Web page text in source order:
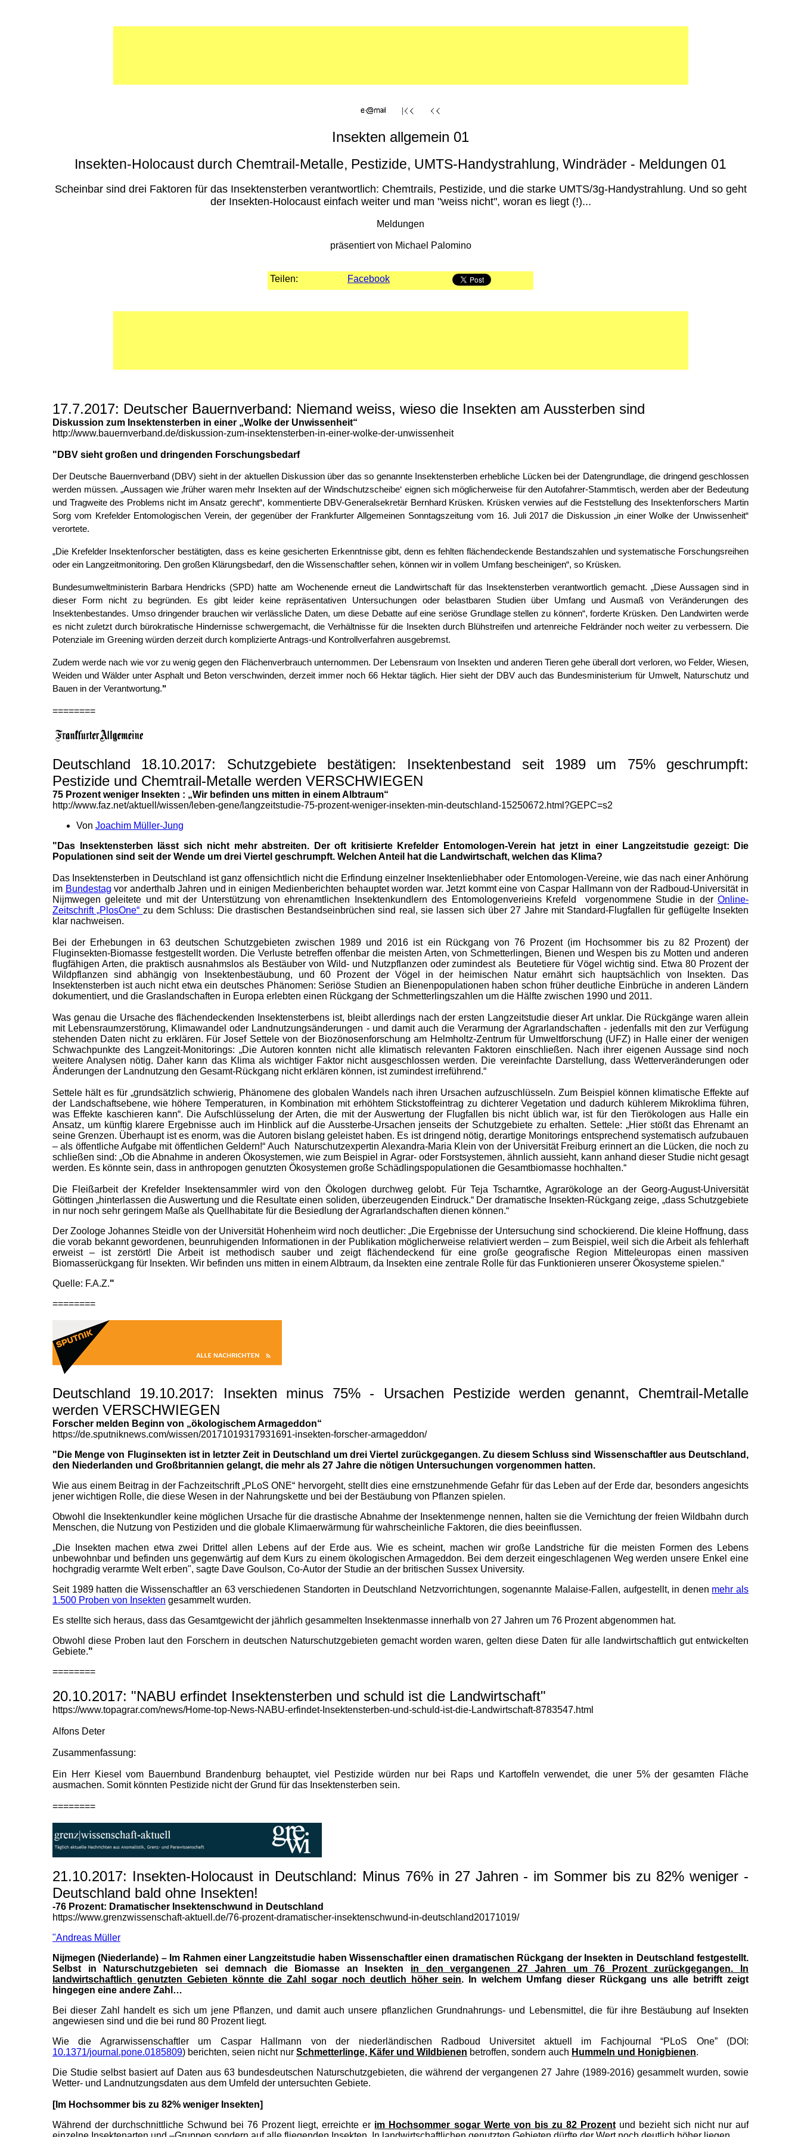
Insekten allgemein 01
Insekten-Holocaust durch Chemtrail-Metalle, Pestizide, UMTS-Handystrahlung, Windräder - Meldungen 01
Scheinbar sind drei Faktoren für das Insektensterben verantwortlich: Chemtrails, Pestizide, und die starke UMTS/3g-Handystrahlung. Und so geht
der Insekten-Holocaust einfach weiter und man "weiss nicht", woran es liegt (!)...
Meldungen
präsentiert von Michael Palomino
Teilen: Facebook
17.7.2017: Deutscher Bauernverband: Niemand weiss, wieso die Insekten am Aussterben sind
Diskussion zum Insektensterben in einer „Wolke der Unwissenheit“
http://www.bauernverband.de/diskussion-zum-insektensterben-in-einer-wolke-der-unwissenheit
"DBV sieht großen und dringenden Forschungsbedarf
Der Deutsche Bauernverband (DBV) sieht in der aktuellen Diskussion über das so genannte Insektensterben erhebliche Lücken bei der Datengrundlage, die dringend geschlossen
werden müssen. „Aussagen wie ‚früher waren mehr Insekten auf der Windschutzscheibe‘ eignen sich möglicherweise für den Autofahrer-Stammtisch, werden aber der Bedeutung
und Tragweite des Problems nicht im Ansatz gerecht“, kommentierte DBV-Generalsekretär Bernhard Krüsken. Krüsken verwies auf die Feststellung des Insektenforschers Martin
Sorg vom Krefelder Entomologischen Verein, der gegenüber der Frankfurter Allgemeinen Sonntagszeitung vom 16. Juli 2017 die Diskussion „in einer Wolke der Unwissenheit“
verortete.
„Die Krefelder Insektenforscher bestätigten, dass es keine gesicherten Erkenntnisse gibt, denn es fehlten flächendeckende Bestandszahlen und systematische Forschungsreihen
oder ein Langzeitmonitoring. Den großen Klärungsbedarf, den die Wissenschaftler sehen, können wir in vollem Umfang bescheinigen“, so Krüsken.
Bundesumweltministerin Barbara Hendricks (SPD) hatte am Wochenende erneut die Landwirtschaft für das Insektensterben verantwortlich gemacht. „Diese Aussagen sind in
dieser Form nicht zu begründen. Es gibt leider keine repräsentativen Untersuchungen oder belastbaren Studien über Umfang und Ausmaß von Veränderungen des
Insektenbestandes. Umso dringender brauchen wir verlässliche Daten, um diese Debatte auf eine seriöse Grundlage stellen zu können“, forderte Krüsken. Den Landwirten werde
es nicht zuletzt durch bürokratische Hindernisse schwergemacht, die Verhältnisse für die Insekten durch Blühstreifen und artenreiche Feldränder noch weiter zu verbessern. Die
Potenziale im Greening würden derzeit durch komplizierte Antrags-und Kontrollverfahren ausgebremst.
Zudem werde nach wie vor zu wenig gegen den Flächenverbrauch unternommen. Der Lebensraum von Insekten und anderen Tieren gehe überall dort verloren, wo Felder, Wiesen,
Weiden und Wälder unter Asphalt und Beton verschwinden, derzeit immer noch 66 Hektar täglich. Hier sieht der DBV auch das Bundesministerium für Umwelt, Naturschutz und
Bauen in der Verantwortung."
========
Deutschland 18.10.2017: Schutzgebiete bestätigen: Insektenbestand seit 1989 um 75% geschrumpft:
Pestizide und Chemtrail-Metalle werden VERSCHWIEGEN
75 Prozent weniger Insekten : „Wir befinden uns mitten in einem Albtraum“
http://www.faz.net/aktuell/wissen/leben-gene/langzeitstudie-75-prozent-weniger-insekten-min-deutschland-15250672.html?GEPC=s2
Von Joachim Müller-Jung
" Das Insektensterben lässt sich nicht mehr abstreiten. Der oft kritisierte Krefelder Entomologen-Verein hat jetzt in einer Langzeitstudie gezeigt: Die
Populationen sind seit der Wende um drei Viertel geschrumpft. Welchen Anteil hat die Landwirtschaft, welchen das Klima?
Das Insektensterben in Deutschland ist ganz offensichtlich nicht die Erfindung einzelner Insektenliebhaber oder Entomologen-Vereine, wie das nach einer Anhörung
im Bundestag vor anderthalb Jahren und in einigen Medienberichten behauptet worden war. Jetzt kommt eine von Caspar Hallmann von der Radboud-Universität in
Nijmwegen geleitete und mit der Unterstützung von ehrenamtlichen Insektenkundlern des Entomologenverieins Krefeld vorgenommene Studie in der Online-
Zeitschrift „PlosOne“ zu dem Schluss: Die drastischen Bestandseinbrüchen sind real, sie lassen sich über 27 Jahre mit Standard-Flugfallen für geflügelte Insekten
klar nachweisen.
Bei der Erhebungen in 63 deutschen Schutzgebieten zwischen 1989 und 2016 ist ein Rückgang von 76 Prozent (im Hochsommer bis zu 82 Prozent) der
Fluginsekten-Biomasse festgestellt worden. Die Verluste betreffen offenbar die meisten Arten, von Schmetterlingen, Bienen und Wespen bis zu Motten und anderen
flugfähigen Arten, die praktisch ausnahmslos als Bestäuber von Wild- und Nutzpflanzen oder zumindest als Beutetiere für Vögel wichtig sind. Etwa 80 Prozent der
Wildpflanzen sind abhängig von Insektenbestäubung, und 60 Prozent der Vögel in der heimischen Natur ernährt sich hauptsächlich von Insekten. Das
Insektensterben ist auch nicht etwa ein deutsches Phänomen: Seriöse Studien an Bienenpopulationen haben schon früher deutliche Einbrüche in anderen Ländern
dokumentiert, und die Graslandschaften in Europa erlebten einen Rückgang der Schmetterlingszahlen um die Hälfte zwischen 1990 und 2011.
Was genau die Ursache des flächendeckenden Insektensterbens ist, bleibt allerdings nach der ersten Langzeitstudie dieser Art unklar. Die Rückgänge waren allein
mit Lebensraumzerstörung, Klimawandel oder Landnutzungsänderungen - und damit auch die Verarmung der Agrarlandschaften - jedenfalls mit den zur Verfügung
stehenden Daten nicht zu erklären. Für Josef Settele von der Biozönosenforschung am Helmholtz-Zentrum für Umweltforschung (UFZ) in Halle einer der wenigen
Schwachpunkte des Langzeit-Monitorings: „Die Autoren konnten nicht alle klimatisch relevanten Faktoren einschließen. Nach ihrer eigenen Aussage sind noch
weitere Analysen nötig. Daher kann das Klima als wichtiger Faktor nicht ausgeschlossen werden. Die vereinfachte Darstellung, dass Wetterveränderungen oder
Änderungen der Landnutzung den Gesamt-Rückgang nicht erklären können, ist zumindest irreführend.“
Settele hält es für „grundsätzlich schwierig, Phänomene des globalen Wandels nach ihren Ursachen aufzuschlüsseln. Zum Beispiel können klimatische Effekte auf
der Landschaftsebene, wie höhere Temperaturen, in Kombination mit erhöhtem Stickstoffeintrag zu dichterer Vegetation und dadurch kühlerem Mikroklima führen,
was Effekte kaschieren kann“. Die Aufschlüsselung der Arten, die mit der Auswertung der Flugfallen bis nicht üblich war, ist für den Tierökologen aus Halle ein
Ansatz, um künftig klarere Ergebnisse auch im Hinblick auf die Aussterbe-Ursachen jenseits der Schutzgebiete zu erhalten. Settele: „Hier stößt das Ehrenamt an
seine Grenzen. Überhaupt ist es enorm, was die Autoren bislang geleistet haben. Es ist dringend nötig, derartige Monitorings entsprechend systematisch aufzubauen
– als öffentliche Aufgabe mit öffentlichen Geldern!“ Auch Naturschutzexpertin Alexandra-Maria Klein von der Universität Freiburg erinnert an die Lücken, die noch zu
schließen sind: „Ob die Abnahme in anderen Ökosystemen, wie zum Beispiel in Agrar- oder Forstsystemen, ähnlich aussieht, kann anhand dieser Studie nicht gesagt
werden. Es könnte sein, dass in anthropogen genutzten Ökosystemen große Schädlingspopulationen die Gesamtbiomasse hochhalten.“
Die Fleißarbeit der Krefelder Insektensammler wird von den Ökologen durchweg gelobt. Für Teja Tscharntke, Agrarökologe an der Georg-August-Universität
Göttingen „hinterlassen die Auswertung und die Resultate einen soliden, überzeugenden Eindruck.“ Der dramatische Insekten-Rückgang zeige, „dass Schutzgebiete
in nur noch sehr geringem Maße als Quellhabitate für die Besiedlung der Agrarlandschaften dienen können.“
Der Zoologe Johannes Steidle von der Universität Hohenheim wird noch deutlicher: „Die Ergebnisse der Untersuchung sind schockierend. Die kleine Hoffnung, dass
die vorab bekannt gewordenen, beunruhigenden Informationen in der Publikation möglicherweise relativiert werden – zum Beispiel, weil sich die Arbeit als fehlerhaft
erweist – ist zerstört! Die Arbeit ist methodisch sauber und zeigt flächendeckend für eine große geografische Region Mitteleuropas einen massiven
Biomasserückgang für Insekten. Wir befinden uns mitten in einem Albtraum, da Insekten eine zentrale Rolle für das Funktionieren unserer Ökosysteme spielen.“
Quelle: F.A.Z."
========
Deutschland 19.10.2017: Insekten minus 75% - Ursachen Pestizide werden genannt, Chemtrail-Metalle
werden VERSCHWIEGEN
Forscher melden Beginn von „ökologischem Armageddon“
https://de.sputniknews.com/wissen/20171019317931691-insekten-forscher-armageddon/
"Die Menge von Fluginsekten ist in letzter Zeit in Deutschland um drei Viertel zurückgegangen. Zu diesem Schluss sind Wissenschaftler aus Deutschland,
den Niederlanden und Großbritannien gelangt, die mehr als 27 Jahre die nötigen Untersuchungen vorgenommen hatten.
Wie aus einem Beitrag in der Fachzeitschrift „PLoS ONE“ hervorgeht, stellt dies eine ernstzunehmende Gefahr für das Leben auf der Erde dar, besonders angesichts
jener wichtigen Rolle, die diese Wesen in der Nahrungskette und bei der Bestäubung von Pflanzen spielen.
Obwohl die Insektenkundler keine möglichen Ursache für die drastische Abnahme der Insektenmenge nennen, halten sie die Vernichtung der freien Wildbahn durch
Menschen, die Nutzung von Pestiziden und die globale Klimaerwärmung für wahrscheinliche Faktoren, die dies beeinflussen.
„Die Insekten machen etwa zwei Drittel allen Lebens auf der Erde aus. Wie es scheint, machen wir große Landstriche für die meisten Formen des Lebens
unbewohnbar und befinden uns gegenwärtig auf dem Kurs zu einem ökologischen Armageddon. Bei dem derzeit eingeschlagenen Weg werden unsere Enkel eine
hochgradig verarmte Welt erben", sagte Dave Goulson, Co-Autor der Studie an der britischen Sussex University.
Seit 1989 hatten die Wissenschaftler an 63 verschiedenen Standorten in Deutschland Netzvorrichtungen, sogenannte Malaise-Fallen, aufgestellt, in denen mehr als
1.500 Proben von Insekten gesammelt wurden.
Es stellte sich heraus, dass das Gesamtgewicht der jährlich gesammelten Insektenmasse innerhalb von 27 Jahren um 76 Prozent abgenommen hat.
Obwohl diese Proben laut den Forschern in deutschen Naturschutzgebieten gemacht worden waren, gelten diese Daten für alle landwirtschaftlich gut entwickelten
Gebiete."
========
20.10.2017: "NABU erfindet Insektensterben und schuld ist die Landwirtschaft"
https://www.topagrar.com/news/Home-top-News-NABU-erfindet-Insektensterben-und-schuld-ist-die-Landwirtschaft-8783547.html
Alfons Deter
Zusammenfassung:
Ein Herr Kiesel vom Bauernbund Brandenburg behauptet, viel Pestizide würden nur bei Raps und Kartoffeln verwendet, die uner 5% der gesamten Fläche
ausmachen. Somit könnten Pestizide nicht der Grund für das Insektensterben sein.
========
21.10.2017: Insekten-Holocaust in Deutschland: Minus 76% in 27 Jahren - im Sommer bis zu 82% weniger -
Deutschland bald ohne Insekten!
-76 Prozent: Dramatischer Insektenschwund in Deutschland
https://www.grenzwissenschaft-aktuell.de/76-prozent-dramatischer-insektenschwund-in-deutschland20171019/
"Andreas Müller
Nijmegen (Niederlande) – Im Rahmen einer Langzeitstudie haben Wissenschaftler einen dramatischen Rückgang der Insekten in Deutschland festgestellt.
Selbst in Naturschutzgebieten sei demnach die Biomasse an Insekten in den vergangenen 27 Jahren um 76 Prozent zurückgegangen. In
landwirtschaftlich genutzten Gebieten könnte die Zahl sogar noch deutlich höher sein. In welchem Umfang dieser Rückgang uns alle betrifft zeigt
hingegen eine andere Zahl…
Bei dieser Zahl handelt es sich um jene Pflanzen, und damit auch unsere pflanzlichen Grundnahrungs- und Lebensmittel, die für ihre Bestäubung auf Insekten
angewiesen sind und die bei rund 80 Prozent liegt.
Wie die Agrarwissenschaftler um Caspar Hallmann von der niederländischen Radboud Universitet aktuell im Fachjournal “PLoS One” (DOI:
10.1371/journal.pone.0185809) berichten, seien nicht nur Schmetterlinge, Käfer und Wildbienen betroffen, sondern auch Hummeln und Honigbienen.
Die Studie selbst basiert auf Daten aus 63 bundesdeutschen Naturschutzgebieten, die während der vergangenen 27 Jahre (1989-2016) gesammelt wurden, sowie
Wetter- und Landnutzungsdaten aus dem Umfeld der untersuchten Gebiete.
[Im Hochsommer bis zu 82% weniger Insekten]
Während der durchschnittliche Schwund bei 76 Prozent liegt, erreichte er im Hochsommer sogar Werte von bis zu 82 Prozentund bezieht sich nicht nur auf